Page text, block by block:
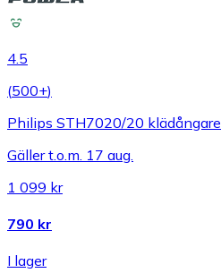
4.5
(500+)
Philips STH7020/20 klädångare
Gäller t.o.m. 17 aug.
1 099 kr
790 kr
I lager